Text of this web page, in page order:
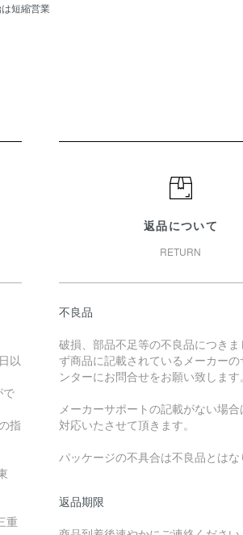
短縮営業
以
で
指
重
返品について
RETURN
不良品
破損、部品不足等の不良品につきま
ず商品に記載されているメーカーの
ンターにお問合せをお願い致します。
メーカーサポートの記載がない場合
対応いたさせて頂きます。
パッケージの不具合は不良品とはな
返品期限